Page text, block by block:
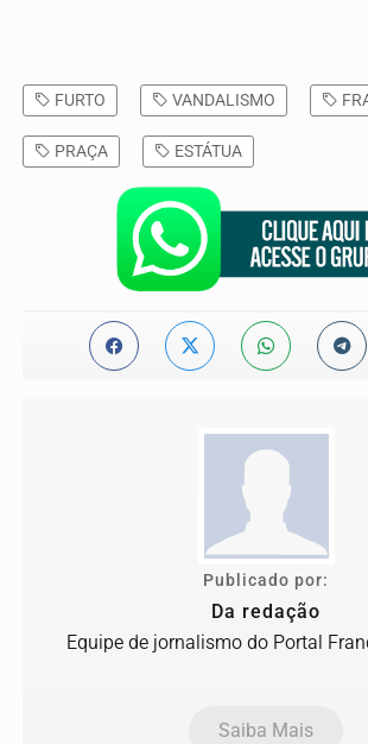
FURTO VANDALISMO
PRAÇA ESTÁTUA
Publicado por:
Da redação
Equipe de jornalismo do Portal
Saiba Mais